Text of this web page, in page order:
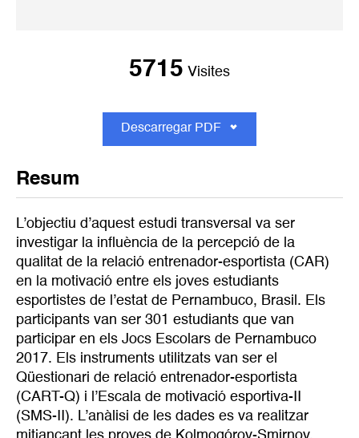
5715 Visites
Descarregar PDF
Resum
L’objectiu d’aquest estudi transversal va ser
investigar la influència de la percepció de la
qualitat de la relació entrenador-esportista (CAR)
en la motivació entre els joves estudiants
esportistes de l’estat de Pernambuco, Brasil. Els
participants van ser 301 estudiants que van
participar en els Jocs Escolars de Pernambuco
2017. Els instruments utilitzats van ser el
Qüestionari de relació entrenador-esportista
(CART-Q) i l’Escala de motivació esportiva-II
(SMS-II). L’anàlisi de les dades es va realitzar